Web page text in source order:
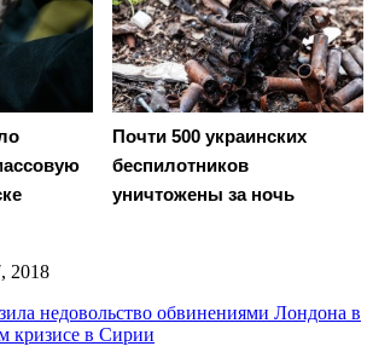
Почти 500 украинских
беспилотников
уничтожены за ночь
2018
недовольство обвинениями Лондона в
кризисе в Сирии